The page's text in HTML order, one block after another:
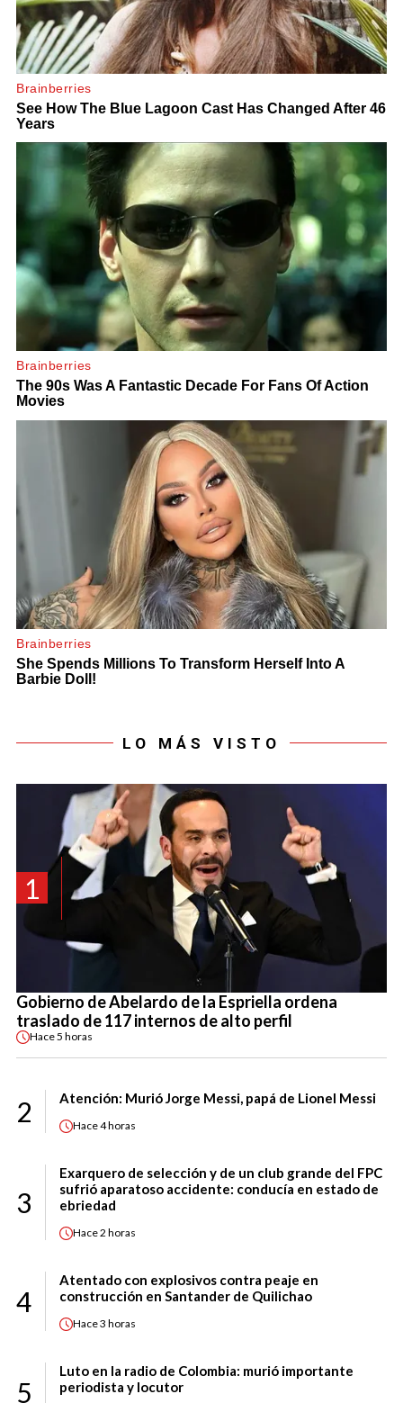
LO MÁS VISTO
1
Gobierno de Abelardo de la Espriella ordena
traslado de 117 internos de alto perfil
Hace5 horas
2 Atención: Murió Jorge Messi, papá de Lionel Messi
Hace4 horas
3
Exarquero de selección y de un club grande del FPC
sufrió aparatoso accidente: conducía en estado de
ebriedad
Hace2 horas
4
Atentado con explosivos contra peaje en
construcción en Santander de Quilichao
Hace3 horas
5
Luto en la radio de Colombia: murió importante
periodista y locutor